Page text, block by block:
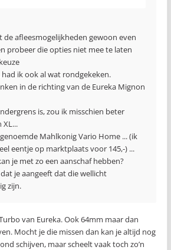
de afleesmogelijkheden gewoon even
probeer die opties niet mee te laten
ik ook al wat rondgekeken.
in de richting van de Eureka Mignon
is, zou ik misschien beter
XL...
Mahlkonig Vario Home ... (ik
eentje op marktplaats voor 145,-) ...
je met zo een aanschaf hebben?
je aangeeft dat die wellicht
zijn.
van Eureka. Ook 64mm maar dan
Mocht je die missen dan kan je altijd nog
schijven, maar scheelt vaak toch zo’n